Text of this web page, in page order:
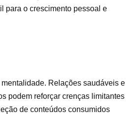
para o crescimento pessoal e
Relações saudáveis e
podem reforçar crenças limitantes
de conteúdos consumidos